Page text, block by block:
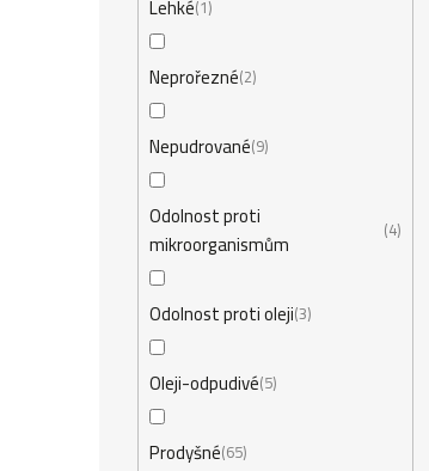
Lehké 1
Neprořezné 2
Nepudrované 9
Odolnost proti
mikroorganismům
4
Odolnost proti oleji 3
Oleji-odpudivé 5
Prodyšné 65